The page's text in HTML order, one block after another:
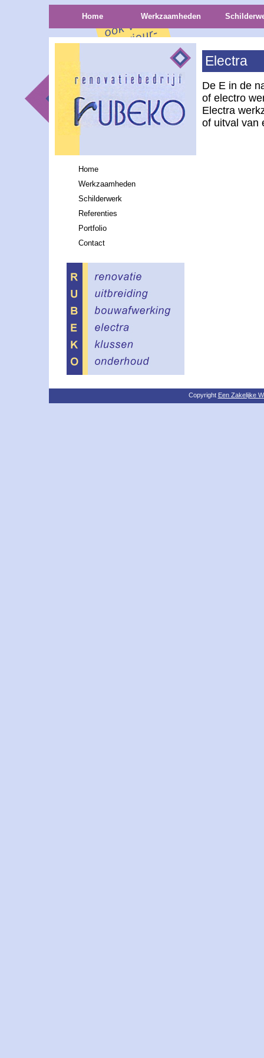
Home Werkzaamheden
Home
Werkzaamheden
Schilderwerk
Referenties
Portfolio
Contact
Electra
De E in de
of electro
Electra
of uitval van
Copyright Een Zakelijke